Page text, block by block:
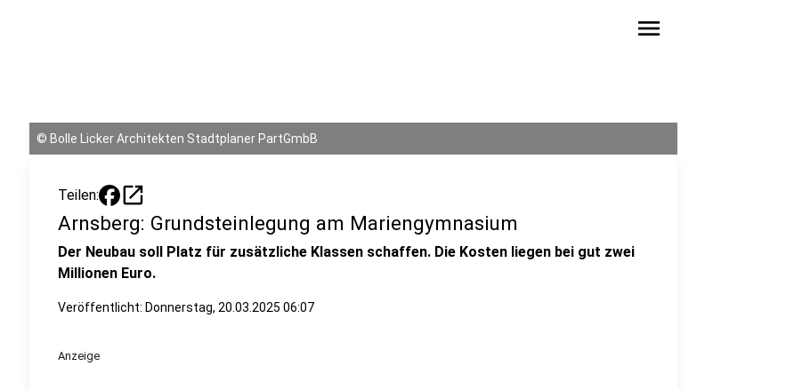
menu
© Bolle Licker Architekten Stadtplaner PartGmbB
Teilen: open_in_new
Arnsberg: Grundsteinlegung am Mariengymnasium
Der Neubau soll Platz für zusätzliche Klassen schaffen. Die Kosten liegen bei gut zwei
Millionen Euro.
Veröffentlicht: Donnerstag, 20.03.2025 06:07
Anzeige